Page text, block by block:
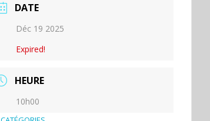
DATE
Déc 19 2025
Expired!
HEURE
10h00
Dernier jour de Brigitte !
En route pour la vallée des korrigans !!
Surprises et émotions
Notre kermesse en quelques photos …